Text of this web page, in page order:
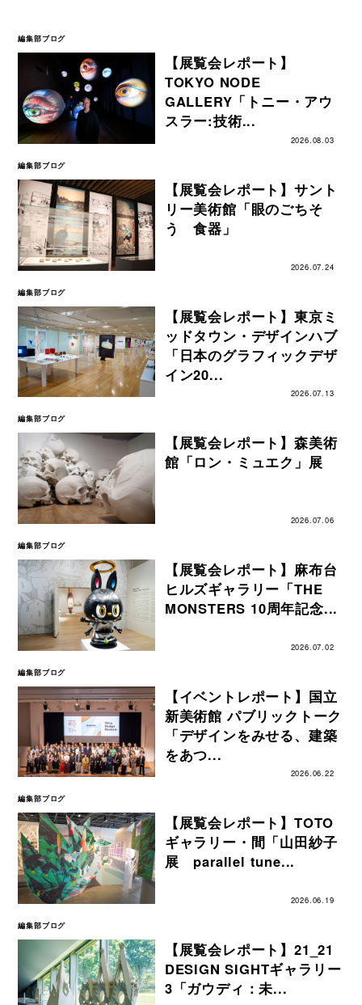
編集部ブログ
【展覧会レポート】
TOKYO NODE
GALLERY「トニー・アウ
スラー:技術...
2026.08.03
編集部ブログ
【展覧会レポート】サント
リー美術館「眼のごちそ
う 食器」
2026.07.24
編集部ブログ
【展覧会レポート】東京ミ
ッドタウン・デザインハブ
「日本のグラフィックデザ
イン20...
2026.07.13
編集部ブログ
【展覧会レポート】森美術
館「ロン・ミュエク」展
2026.07.06
編集部ブログ
【展覧会レポート】麻布台
ヒルズギャラリー「THE
MONSTERS 10周年記念...
2026.07.02
編集部ブログ
【イベントレポート】国立
新美術館 パブリックトーク
「デザインをみせる、建築
をあつ...
2026.06.22
編集部ブログ
【展覧会レポート】TOTO
ギャラリー・間「山田紗子
展 parallel tune...
2026.06.19
編集部ブログ
【展覧会レポート】21_21
DESIGN SIGHTギャラリー
3「ガウディ：未...